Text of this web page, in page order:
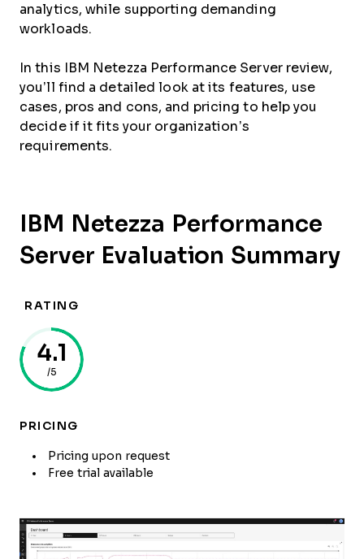
analytics, while supporting demanding
workloads.
In this IBM Netezza Performance Server review,
you’ll find a detailed look at its features, use
cases, pros and cons, and pricing to help you
decide if it fits your organization’s
requirements.
IBM Netezza Performance
Server Evaluation Summary
RATING
4.1
/5
PRICING
Pricing upon request
Free trial available